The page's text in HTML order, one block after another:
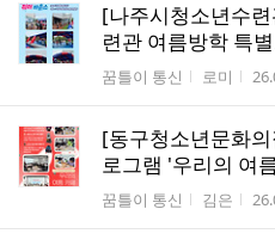
[나주시청소년수
련관 여름방학 특
게시판명
꿈틀이 통신 작성자
로미 작
[동구청소년문화
로그램 '우리의 여
게시판명
꿈틀이 통신 작성자
김은 작